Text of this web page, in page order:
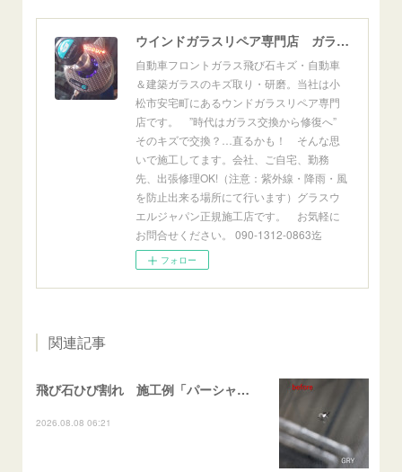
ウインドガラスリペア専門店 ガラスリペア・ヨシダ グラスウェルドジャパン 正規施工店 小松市
自動車フロントガラス飛び石キズ・自動車
＆建築ガラスのキズ取り・研磨。当社は小
松市安宅町にあるウンドガラスリペア専門
店です。 ”時代はガラス交換から修復へ”
そのキズで交換？…直るかも！ そんな思
いで施工してます。会社、ご自宅、勤務
先、出張修理OK!（注意：紫外線・降雨・風
を防止出来る場所にて行います）グラスウ
エルジャパン正規施工店です。 お気軽に
お問合せください。 090-1312-0863迄
フォロー
関連記事
飛び石ひび割れ 施工例「パーシャル系・衝撃点範囲ハマカケ」エスティマ
2026.08.08 06:21